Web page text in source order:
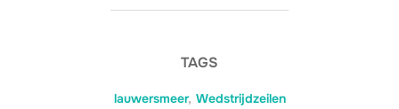
TAGS
lauwersmeer, Wedstrijdzeilen